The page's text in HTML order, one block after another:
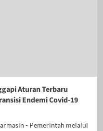
Aturan Terbaru
Endemi Covid-19
- Pemerintah melalui